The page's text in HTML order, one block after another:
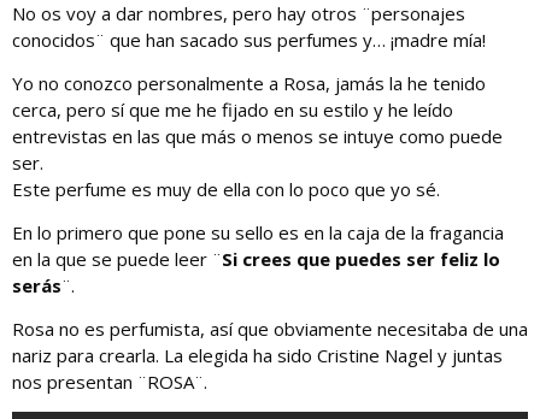
No os voy a dar nombres, pero hay otros ¨personajes
conocidos¨ que han sacado sus perfumes y… ¡madre mía!
Yo no conozco personalmente a Rosa, jamás la he tenido
cerca, pero sí que me he fijado en su estilo y he leído
entrevistas en las que más o menos se intuye como puede
ser.
Este perfume es muy de ella con lo poco que yo sé.
En lo primero que pone su sello es en la caja de la fragancia
en la que se puede leer ¨Si crees que puedes ser feliz lo
serás¨.
Rosa no es perfumista, así que obviamente necesitaba de una
nariz para crearla. La elegida ha sido Cristine Nagel y juntas
nos presentan ¨ROSA¨.